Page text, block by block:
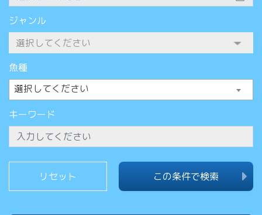
ジャンル
魚種
選択してください
キーワード
この条件で検索